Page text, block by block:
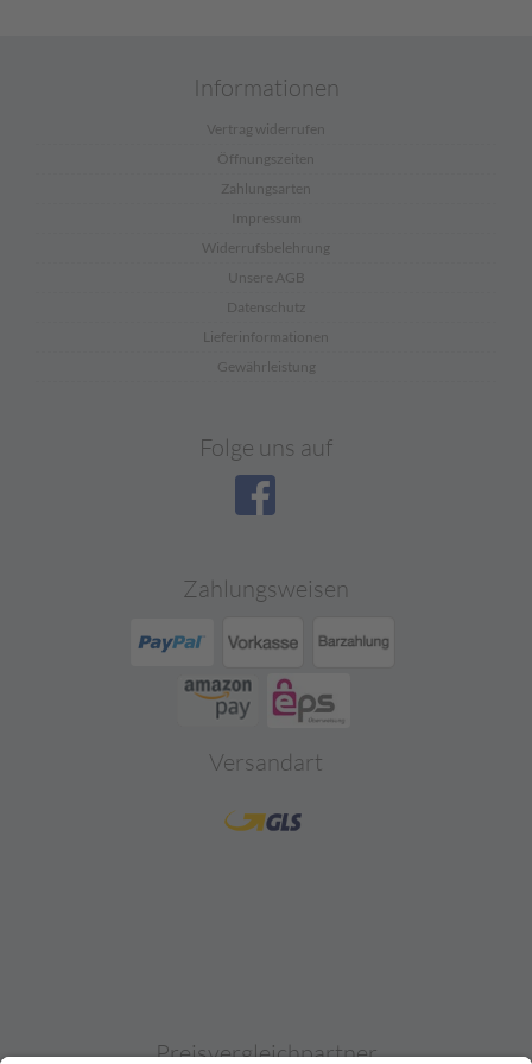
Informationen
Vertrag widerrufen
Öffnungszeiten
Zahlungsarten
Impressum
Widerrufsbelehrung
Unsere AGB
Datenschutz
Lieferinformationen
Gewährleistung
Folge uns auf
Zahlungsweisen
Versandart
Preisvergleichpartner